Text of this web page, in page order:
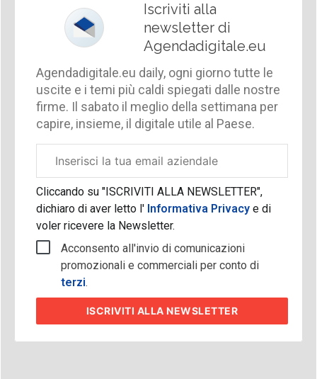
Iscriviti alla
newsletter di
Agendadigitale.eu
Agendadigitale.eu daily, ogni giorno tutte le
uscite e i temi più caldi spiegati dalle nostre
firme. Il sabato il meglio della settimana per
capire, insieme, il digitale utile al Paese.
aziendale
Cliccando su "ISCRIVITI ALLA NEWSLETTER",
dichiaro di aver letto l'Informativa Privacy e di
voler ricevere la Newsletter.
Acconsento all'invio di comunicazioni
promozionali e commerciali per conto di
terzi.
ISCRIVITI ALLA NEWSLETTER